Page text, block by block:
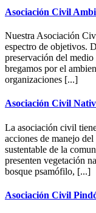
Asociación Civil
Nuestra Asociación
espectro de objetivos.
preservación del
bregamos por el
organizaciones [...]
Asociación Civil
La asociación civil
acciones de manejo
sustentable de la
presenten vegetación
bosque psamófilo, [...]
Asociación Civil